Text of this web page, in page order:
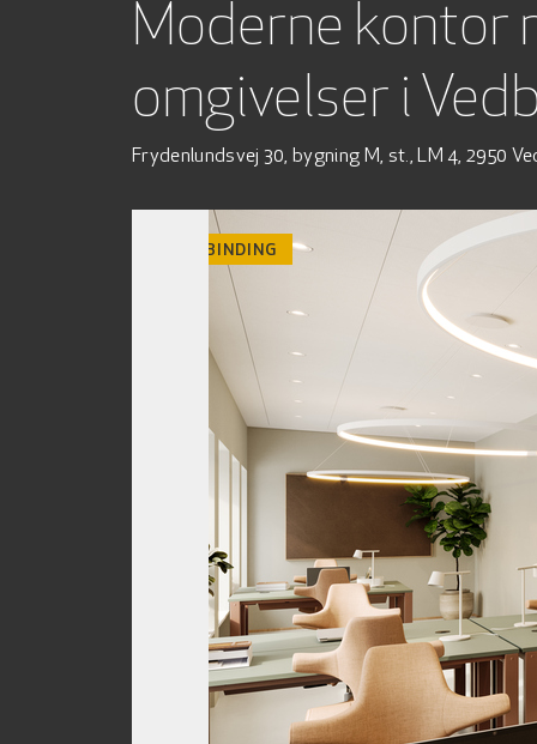
Moderne kontor
omgivelser i
Frydenlundsvej 30, bygning M, st., LM 4, 2950
INGEN BINDING